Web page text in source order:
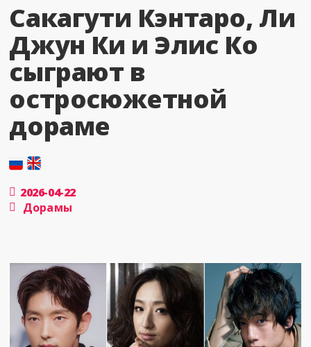
Сакагути Кэнтаро, Ли
Джун Ки и Элис Ко
сыграют в
остросюжетной
дораме
2026-04-22
Дорамы